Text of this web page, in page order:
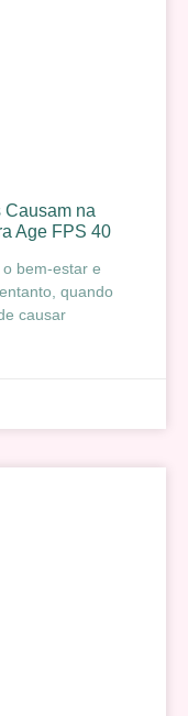
na
Age FPS 40
bem-estar e
quando
causar